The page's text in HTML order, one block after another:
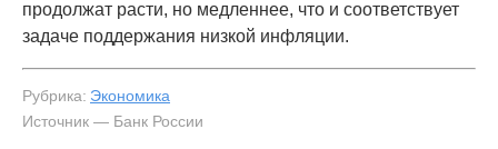
продолжат расти, но медленнее, что и соответствует
задаче поддержания низкой инфляции.
Рубрика: Экономика
Источник — Банк России